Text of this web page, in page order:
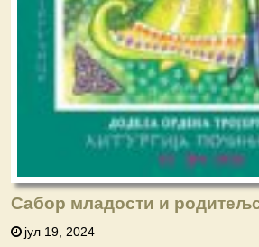
Сабор младости и
јул 19, 2024